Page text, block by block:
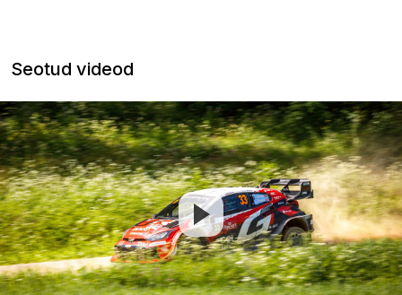
Seotud videod